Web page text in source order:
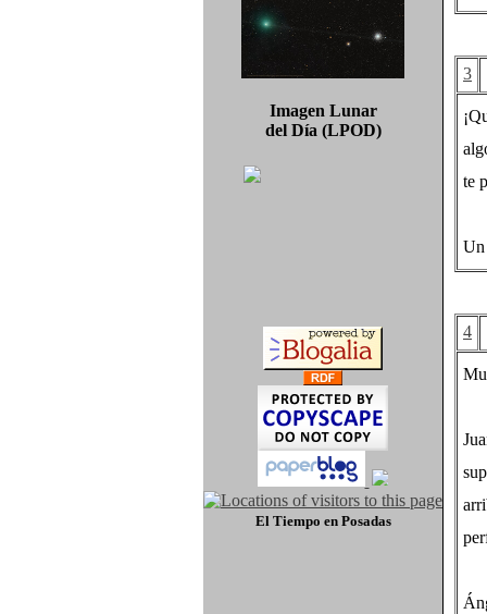
Imagen Lunar
del Día (LPOD)
El Tiempo en Posadas
3
te
Un
4